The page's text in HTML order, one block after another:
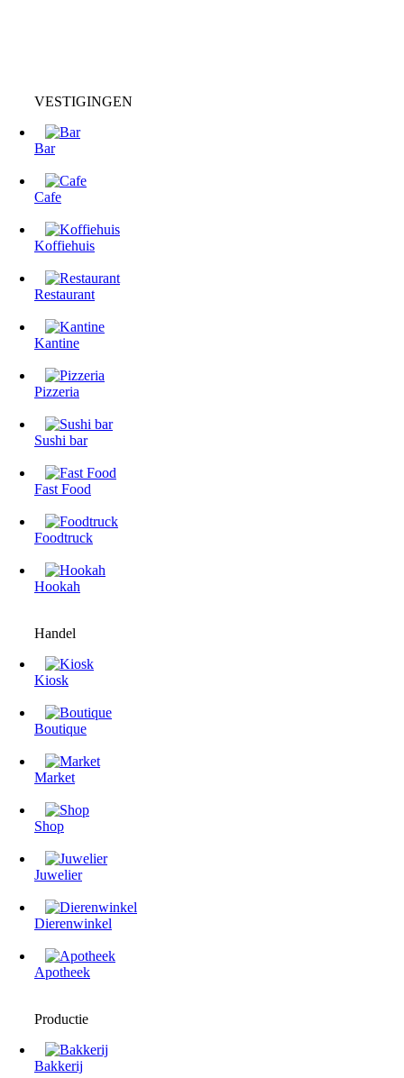
VESTIGINGEN
Bar
Cafe
Koffiehuis
Restaurant
Kantine
Pizzeria
Sushi bar
Fast Food
Foodtruck
Hookah
Handel
Kiosk
Boutique
Market
Shop
Juwelier
Dierenwinkel
Apotheek
Productie
Bakkerij